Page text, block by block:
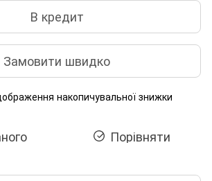
В кредит
Замовити швидко
накопичувальної знижки
Порівняти